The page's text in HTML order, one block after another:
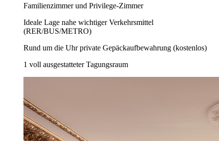
Familienzimmer und Privilege-Zimmer
Ideale Lage nahe wichtiger Verkehrsmittel
(RER/BUS/METRO)
Rund um die Uhr private Gepäckaufbewahrung (kostenlos)
1 voll ausgestatteter Tagungsraum